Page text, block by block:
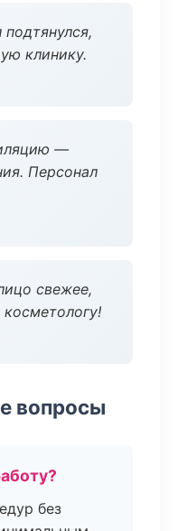
клинику.
—
Персонал
свежее,
вопросы
без